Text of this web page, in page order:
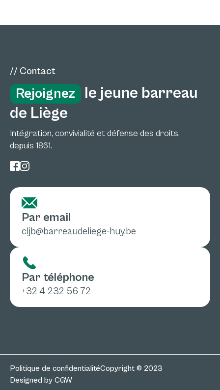
// Contact
Rejoignez
le jeune barreau
de Liège
Intégration, convivialité et défense des droits,
depuis 1861.
Par email
cljb@barreaudeliege-huy.be
Par téléphone
+32 4 232 56 72
Politique de confidentialitéCopyright © 2023
Designed by CGW